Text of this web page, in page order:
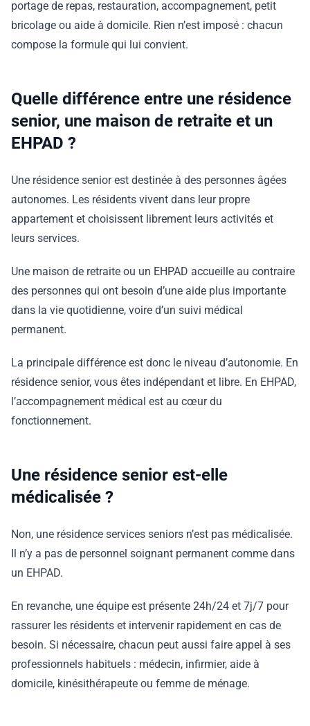
portage de repas, restauration, accompagnement, petit
bricolage ou aide à domicile. Rien n’est imposé : chacun
compose la formule qui lui convient.
Quelle différence entre une résidence
senior, une maison de retraite et un
EHPAD ?
Une résidence senior est destinée à des personnes âgées
autonomes. Les résidents vivent dans leur propre
appartement et choisissent librement leurs activités et
leurs services.
Une maison de retraite ou un EHPAD accueille au contraire
des personnes qui ont besoin d’une aide plus importante
dans la vie quotidienne, voire d’un suivi médical
permanent.
La principale différence est donc le niveau d’autonomie. En
résidence senior, vous êtes indépendant et libre. En EHPAD,
l’accompagnement médical est au cœur du
fonctionnement.
Une résidence senior est-elle
médicalisée ?
Non, une résidence services seniors n’est pas médicalisée.
Il n’y a pas de personnel soignant permanent comme dans
un EHPAD.
En revanche, une équipe est présente 24h/24 et 7j/7 pour
rassurer les résidents et intervenir rapidement en cas de
besoin. Si nécessaire, chacun peut aussi faire appel à ses
professionnels habituels : médecin, infirmier, aide à
domicile, kinésithérapeute ou femme de ménage.